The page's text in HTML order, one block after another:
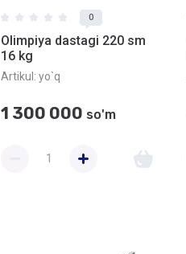
0
Olimpiya dastagi 220 sm
16 kg
Artikul: yo`q
1 300 000 so'm